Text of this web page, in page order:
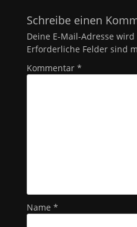
Schreibe einen
Deine E-Mail-Adresse
Erforderliche Felder sind
Kommentar *
Name *